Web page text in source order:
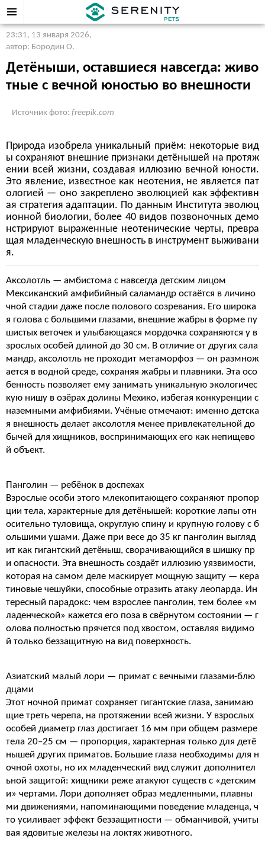
23:31, 13 января 2026,
автор: Бородин О.
Детёныши, оставшиеся навсегда: живо
тные с вечной юностью во внешности
Источник фото: freepik.com
Природа изобрела уникальный приём: некоторые вид
ы сохраняют внешние признаки детёнышей на протяж
ении всей жизни, создавая иллюзию вечной юности.
Это явление, известное как неотения, не является пат
ологией — оно закреплено эволюцией как эффективн
ая стратегия адаптации. По данным Института эволюц
ионной биологии, более 40 видов позвоночных демо
нстрируют выраженные неотенические черты, превра
щая младенческую внешность в инструмент выживани
я.
Аксолотль — амбистома с навсегда детским лицом
Мексиканский амфибийный саламандр остаётся в личино
чной стадии даже после полового созревания. Его широка
я голова с большими глазами, внешние жабры в форме пу
шистых веточек и улыбающаяся мордочка сохраняются у в
зрослых особей длиной до 30 см. В отличие от других сала
мандр, аксолотль не проходит метаморфоз — он размнож
ается в водной среде, сохраняя жабры и плавники. Эта осо
бенность позволяет ему занимать уникальную экологичес
кую нишу в озёрах долины Мехико, избегая конкуренции с
наземными амфибиями. Учёные отмечают: именно детска
я внешность делает аксолотля менее привлекательной до
бычей для хищников, воспринимающих его как непищево
й объект.
Панголин — ребёнок в доспехах
Взрослые особи этого млекопитающего сохраняют пропор
ции тела, характерные для детёнышей: короткие лапы отн
осительно туловища, округлую спину и крупную голову с б
ольшими ушами. Даже при весе до 35 кг панголин выгляд
ит как гигантский детёныш, сворачивающийся в шишку пр
и опасности. Эта внешность создаёт иллюзию уязвимости,
которая на самом деле маскирует мощную защиту — кера
тиновые чешуйки, способные отразить атаку леопарда. Ин
тересный парадокс: чем взрослее панголин, тем более «м
ладенческой» кажется его поза в свёрнутом состоянии — г
олова полностью прячется под хвостом, оставляя видимо
й только беззащитную на вид поверхность.
Азиатский малый лори — примат с вечными глазами-блю
дцами
Этот ночной примат сохраняет гигантские глаза, занимаю
щие треть черепа, на протяжении всей жизни. У взрослых
особей диаметр глаз достигает 16 мм при общем размере
тела 20–25 см — пропорция, характерная только для детё
нышей других приматов. Большие глаза необходимы для н
очной охоты, но их младенческий вид служит дополнител
ьной защитой: хищники реже атакуют существ с «детским
и» чертами. Лори дополняет образ медленными, плавны
ми движениями, напоминающими поведение младенца, ч
то усиливает эффект беззащитности — обманчивой, учиты
вая ядовитые железы на локтях животного.